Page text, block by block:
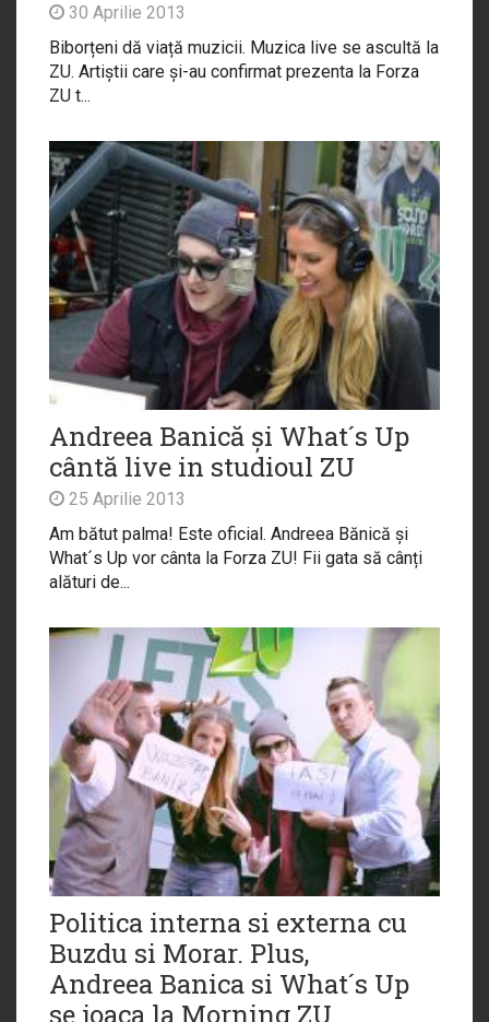
30 Aprilie 2013
Biborțeni dă viață muzicii. Muzica live se ascultă la
ZU. Artiștii care și-au confirmat prezenta la Forza
ZU t...
Andreea Banică și What´s Up
cântă live in studioul ZU
25 Aprilie 2013
Am bătut palma! Este oficial. Andreea Bănică și
What´s Up vor cânta la Forza ZU! Fii gata să cânți
alături de...
Politica interna si externa cu
Buzdu si Morar. Plus,
Andreea Banica si What´s Up
se joaca la Morning ZU